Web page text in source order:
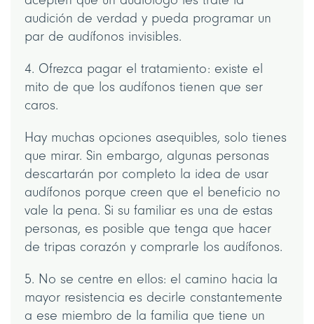
audición de verdad y pueda programar un
par de audífonos invisibles.
4. Ofrezca pagar el tratamiento: existe el
mito de que los audífonos tienen que ser
caros.
Hay muchas opciones asequibles, solo tienes
que mirar. Sin embargo, algunas personas
descartarán por completo la idea de usar
audífonos porque creen que el beneficio no
vale la pena. Si su familiar es una de estas
personas, es posible que tenga que hacer
de tripas corazón y comprarle los audífonos.
5. No se centre en ellos: el camino hacia la
mayor resistencia es decirle constantemente
a ese miembro de la familia que tiene un